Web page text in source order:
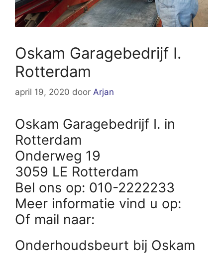
Oskam Garagebedrijf I.
Rotterdam
april 19, 2020 door Arjan
Oskam Garagebedrijf I. in
Rotterdam
Onderweg 19
3059 LE Rotterdam
Bel ons op: 010-2222233
Meer informatie vind u op:
Of mail naar:
Onderhoudsbeurt bij Oskam